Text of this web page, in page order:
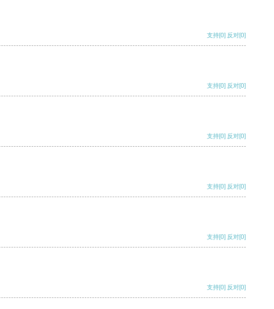
支持[0] 反对[0]
支持[0] 反对[0]
支持[0] 反对[0]
支持[0] 反对[0]
支持[0] 反对[0]
支持[0] 反对[0]